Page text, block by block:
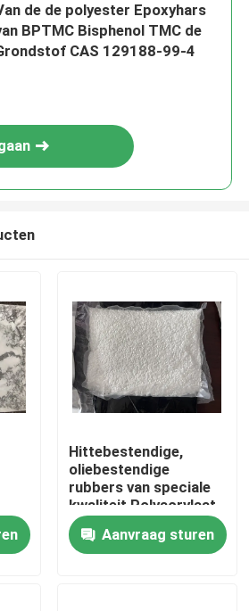
de de polyester Epoxyhars
BPTMC Bisphenol TMC de
CAS 129188-99-4
Hittebestendige,
oliebestendige
rubbers van speciale
kwaliteit Polyacrylaat
elastomeren (ACM)
bieden een aantal
unieke fysieke
Aanvraag sturen